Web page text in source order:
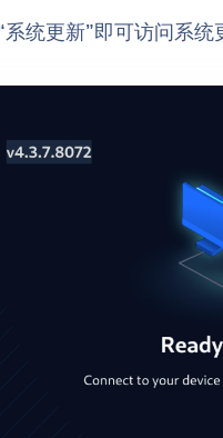
统更新”即可访问系统